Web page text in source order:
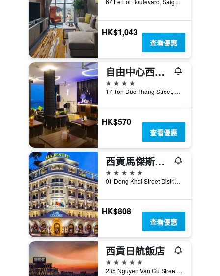
67 Le Loi Boulevard, Saigon Centre, District 1, 胡志明市, 越南
HK$1,043
查看優惠
自由中心西貢河畔酒店
4星級
17 Ton Duc Thang Street, District 1, 胡志明市, 越南
HK$570
查看優惠
西貢馬傑斯迪克酒店
5星級
01 Dong Khoi Street District 1, 胡志明市, 越南
HK$808
查看優惠
西貢日航飯店
5星級
235 Nguyen Van Cu Street, District 1, 胡志明市, 越南